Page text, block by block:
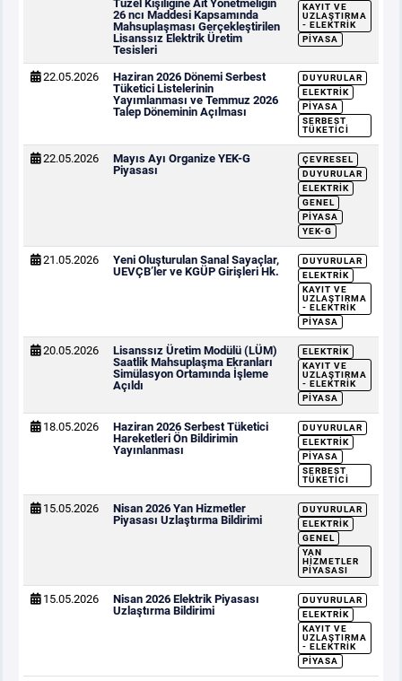
Tüzel Kişiliğine Ait Yönetmeliğin
26 ncı Maddesi Kapsamında
Mahsuplaşması Gerçekleştirilen
Lisanssız Elektrik Üretim
Tesisleri
KAYIT VE
UZLAŞTIRMA
- ELEKTRIK
PIYASA
22.05.2026
Haziran 2026 Dönemi Serbest
Tüketici Listelerinin
Yayımlanması ve Temmuz 2026
Talep Döneminin Açılması
DUYURULAR
ELEKTRIK
PIYASA
SERBEST
TÜKETICI
22.05.2026
Mayıs Ayı Organize YEK-G
Piyasası
ÇEVRESEL
DUYURULAR
ELEKTRIK
GENEL
PIYASA
YEK-G
21.05.2026
Yeni Oluşturulan Sanal Sayaçlar,
UEVÇB’ler ve KGÜP Girişleri Hk.
DUYURULAR
ELEKTRIK
KAYIT VE
UZLAŞTIRMA
- ELEKTRIK
PIYASA
20.05.2026
Lisanssız Üretim Modülü (LÜM)
Saatlik Mahsuplaşma Ekranları
Simülasyon Ortamında İşleme
Açıldı
ELEKTRIK
KAYIT VE
UZLAŞTIRMA
- ELEKTRIK
PIYASA
18.05.2026
Haziran 2026 Serbest Tüketici
Hareketleri Ön Bildirimin
Yayınlanması
DUYURULAR
ELEKTRIK
PIYASA
SERBEST
TÜKETICI
15.05.2026
Nisan 2026 Yan Hizmetler
Piyasası Uzlaştırma Bildirimi
DUYURULAR
ELEKTRIK
GENEL
YAN
HIZMETLER
PIYASASI
15.05.2026
Nisan 2026 Elektrik Piyasası
Uzlaştırma Bildirimi
DUYURULAR
ELEKTRIK
KAYIT VE
UZLAŞTIRMA
- ELEKTRIK
PIYASA